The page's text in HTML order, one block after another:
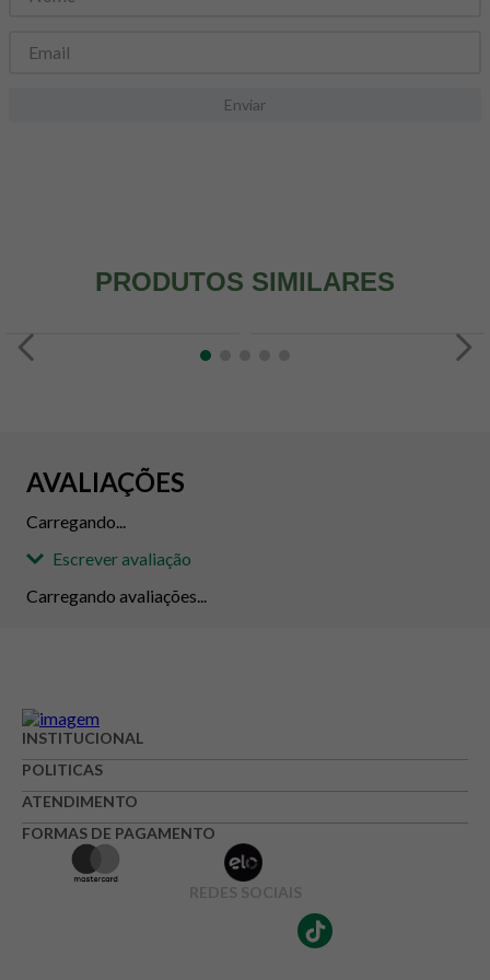
Enviar
PRODUTOS SIMILARES
AVALIAÇÕES
Carregando...
Escrever avaliação
Avalie o produto de 1 até 5 estrelas
★★★
Seu nome
Carregando avaliações...
INSTITUCIONAL
POLITICAS
ATENDIMENTO
FORMAS DE PAGAMENTO
REDES SOCIAIS
8º snack proteico mundo verde
9 psyllium